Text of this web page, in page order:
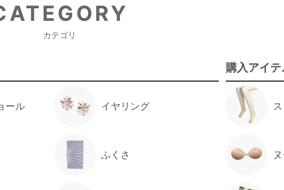
サイズ感はぴったりだった
体型 :標準
サイズ :
ぴっ
丈 :ひざ上
使用シーン :
でなくてよ
使用時期 :
4
ぴったりだったがスカートの丈が短かったので、オー
必要がありました。
カテゴリ
ール イヤリング
ふくさ
購入アイテ